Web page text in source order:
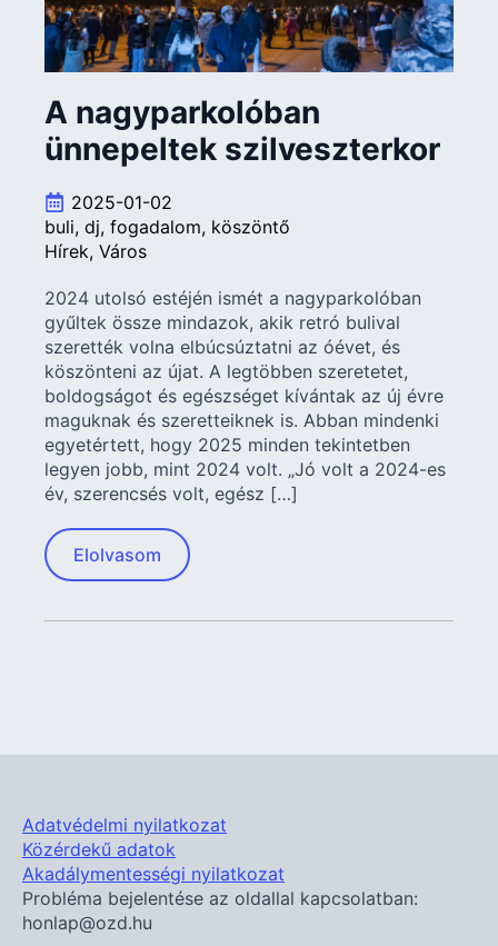
A nagyparkolóban
ünnepeltek szilveszterkor
2025-01-02
buli dj fogadalom köszöntő
Hírek Város
2024 utolsó estéjén ismét a nagyparkolóban
gyűltek össze mindazok, akik retró bulival
szerették volna elbúcsúztatni az óévet, és
köszönteni az újat. A legtöbben szeretetet,
boldogságot és egészséget kívántak az új évre
maguknak és szeretteiknek is. Abban mindenki
egyetértett, hogy 2025 minden tekintetben
legyen jobb, mint 2024 volt. „Jó volt a 2024-es
év, szerencsés volt, egész […]
Elolvasom
Adatvédelmi nyilatkozat
Közérdekű adatok
Akadálymentességi nyilatkozat
Probléma bejelentése az oldallal kapcsolatban:
honlap@ozd.hu